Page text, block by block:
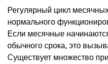
Регулярный цикл
нормального
Если месячные
обычного срока, это
Существует множество